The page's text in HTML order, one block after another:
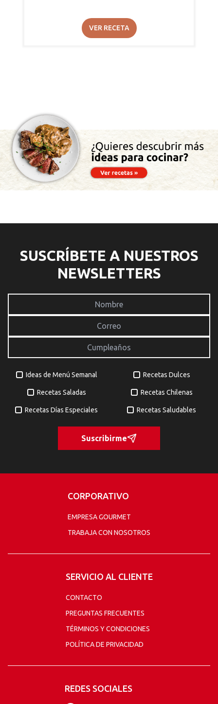
VER RECETA
SUSCRÍBETE A NUESTROS
NEWSLETTERS
Ideas de Menú Semanal Recetas Dulces
Recetas Saladas Recetas Chilenas
Recetas Días Especiales Recetas Saludables
Suscribirme
CORPORATIVO
EMPRESA GOURMET
TRABAJA CON NOSOTROS
SERVICIO AL CLIENTE
CONTACTO
PREGUNTAS FRECUENTES
TÉRMINOS Y CONDICIONES
POLÍTICA DE PRIVACIDAD
REDES SOCIALES